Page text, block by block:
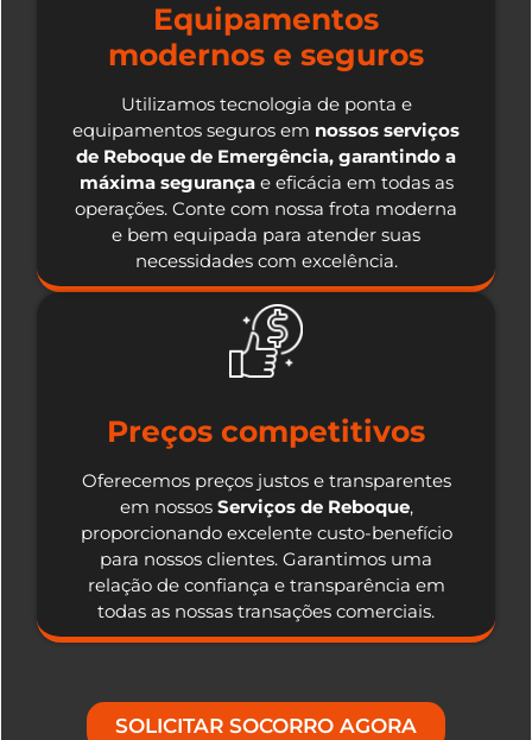
Equipamentos
modernos e seguros
Utilizamos tecnologia de ponta e
equipamentos seguros em nossos serviços
de Reboque de Emergência, garantindo a
máxima segurançae eficácia em todas as
operações. Conte com nossa frota moderna
e bem equipada para atender suas
necessidades com excelência.
Preços competitivos
Oferecemos preços justos e transparentes
em nossos Serviços de Reboque,
proporcionando excelente custo-benefício
para nossos clientes. Garantimos uma
relação de confiança e transparência em
todas as nossas transações comerciais.
SOLICITAR SOCORRO AGORA